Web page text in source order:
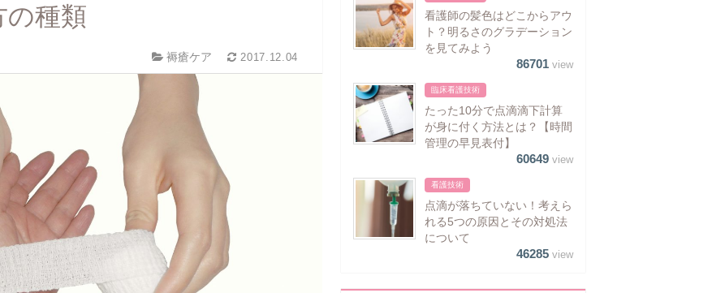
の種類
褥瘡ケア 2017.12.04
看護師の髪色はどこからアウ
ト？明るさのグラデーション
を見てみよう
86701view
臨床看護技術
たった10分で点滴滴下計算
が身に付く方法とは？【時間
管理の早見表付】
60649view
看護技術
点滴が落ちていない！考えら
れる5つの原因とその対処法
について
46285view